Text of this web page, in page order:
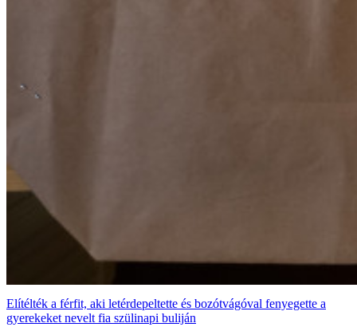
Elítélték a férfit, aki letérdepeltette és bozótvágóval fenyegette a
gyerekeket nevelt fia szülinapi buliján